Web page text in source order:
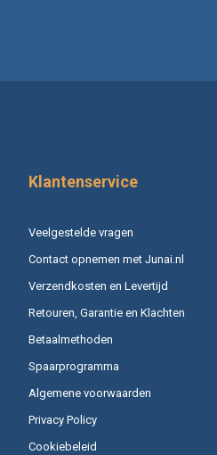
Klantenservice
Veelgestelde vragen
Contact opnemen met Junai.nl
Verzendkosten en Levertijd
Retouren, Garantie en Klachten
Betaalmethoden
Spaarprogramma
Algemene voorwaarden
Privacy Policy
Cookiebeleid